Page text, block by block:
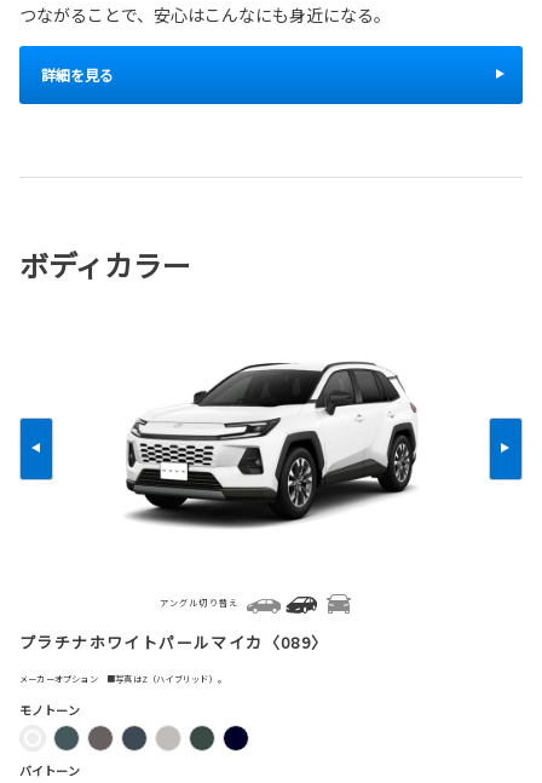
つながることで、安心はこんなにも身近になる。
詳細を見る
ボディカラー
プラチナホワイトパールマイカ〈089〉
メーカーオプション ■写真はZ（ハイブリッド）。
アングル切り替え
モノトーン
バイトーン